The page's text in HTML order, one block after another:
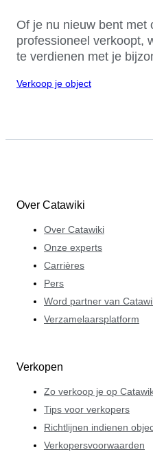
Of je nu nieuw bent met
professioneel verkoopt,
te verdienen met je
Verkoop je object
Over Catawiki
Over Catawiki
Onze experts
Carrières
Pers
Word partner van
Verzamelaarsplatform
Verkopen
Zo verkoop je op
Tips voor verkopers
Richtlijnen indienen
Verkopersvoorwaarden